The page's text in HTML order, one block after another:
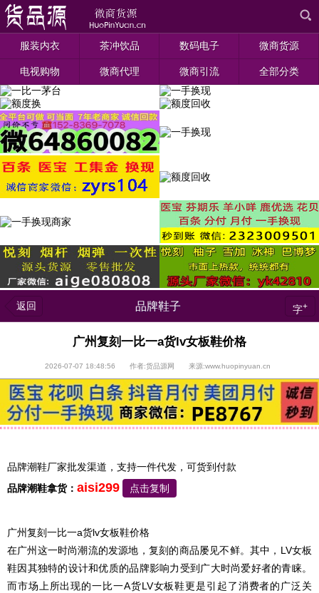
服装内衣 茶冲饮品 数码电子 微商货源
电视购物 微商代理 微商引流 全部分类
返回 品牌鞋子 字+
广州复刻一比一a货lv女板鞋价格
2026-07-07 18:48:56 作者:货品源网 来源:www.huopinyuan.cn
品牌潮鞋厂家批发渠道，支持一件代发，可货到付款
品牌潮鞋拿货： aisi299 点击复制
广州复刻一比一a货lv女板鞋价格
在广州这一时尚潮流的发源地，复刻的商品屡见不鲜。其中，LV女板
鞋因其独特的设计和优质的品牌影响力受到广大时尚爱好者的青睐。
而市场上所出现的一比一A货LV女板鞋更是引起了消费者的广泛关